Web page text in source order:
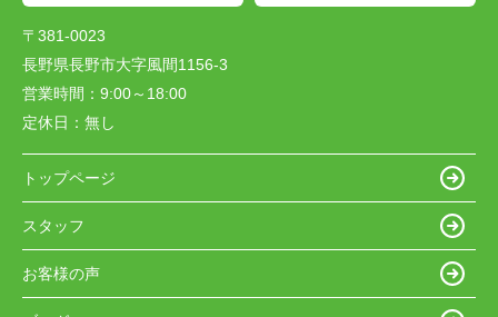
〒381-0023
長野県長野市大字風間1156-3
営業時間： 9:00～18:00
定休日： 無し
トップページ
スタッフ
お客様の声